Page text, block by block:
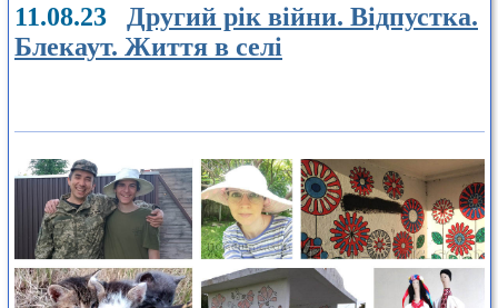
11.08.23 Другий рік війни. Відпустка.
Блекаут. Життя в селі